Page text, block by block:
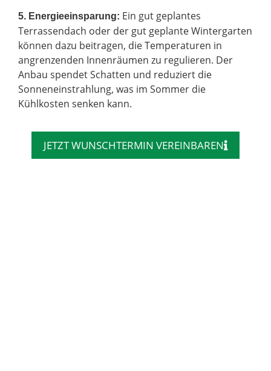
5. Energieeinsparung: Ein gut geplantes
Terrassendach oder der gut geplante Wintergarten
können dazu beitragen, die Temperaturen in
angrenzenden Innenräumen zu regulieren. Der
Anbau spendet Schatten und reduziert die
Sonneneinstrahlung, was im Sommer die
Kühlkosten senken kann.
JETZT WUNSCHTERMIN VEREINBAREN